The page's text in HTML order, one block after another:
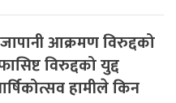
आक्रमण विरुद्दको
विरुद्दको युद्द
हामीले किन